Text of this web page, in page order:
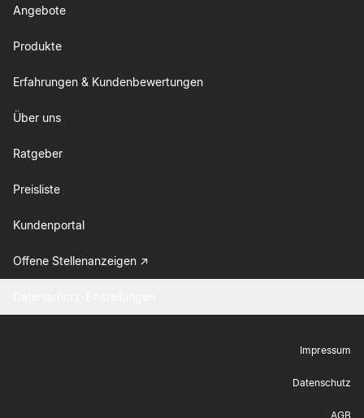
Angebote
Produkte
Erfahrungen & Kundenbewertungen
Über uns
Ratgeber
Preisliste
Kundenportal
Offene Stellenanzeigen
Impressum
Datenschutz
AGB